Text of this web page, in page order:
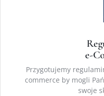
e-
Przygotujemy
commerce by mogli
swoje